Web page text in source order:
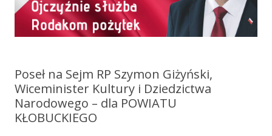
Poseł na Sejm RP Szymon Giżyński,
Wiceminister Kultury i Dziedzictwa
Narodowego – dla POWIATU
KŁOBUCKIEGO